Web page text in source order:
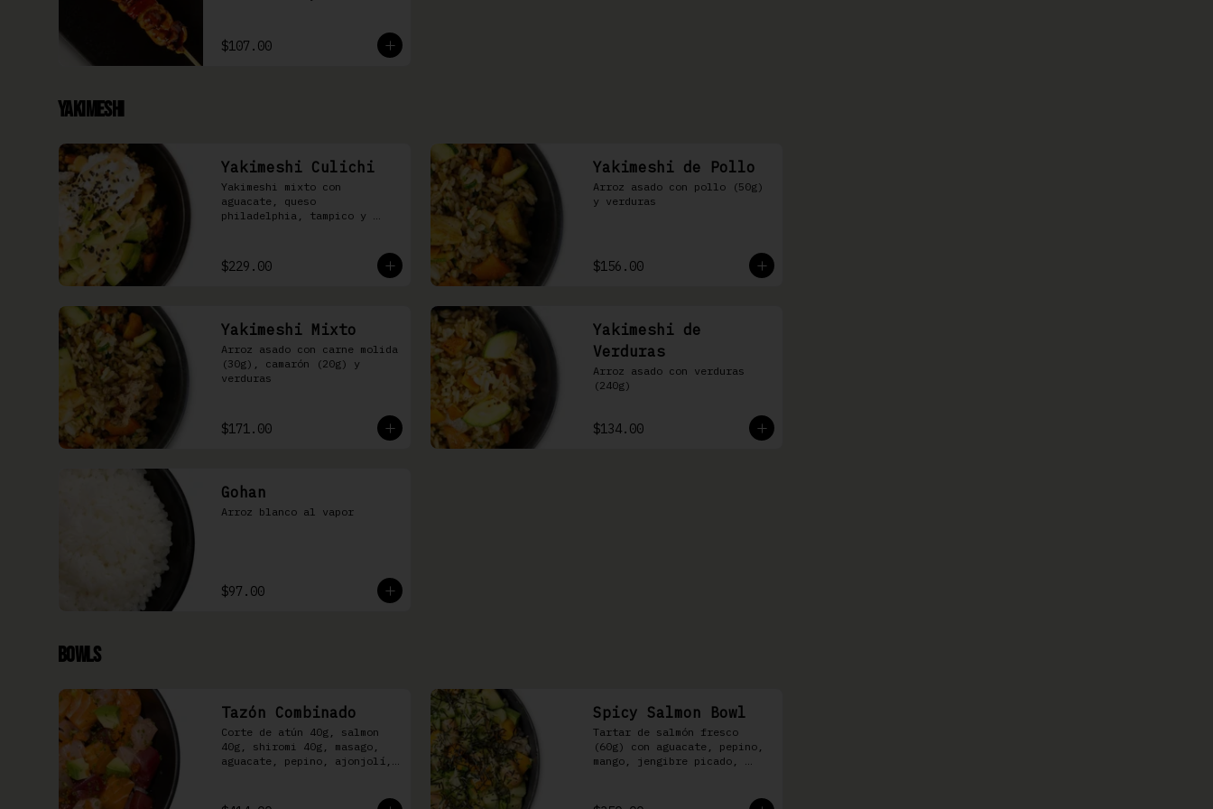
$107.00
Yakimeshi
Yakimeshi Culichi
Yakimeshi mixto con
aguacate, queso
philadelphia, tampico y
$229.00
Yakimeshi de Pollo
Arroz asado con pollo (50g)
y verduras
$156.00
Yakimeshi Mixto
Arroz asado con carne molida
(30g), camarón (20g) y
verduras
$171.00
Yakimeshi de
Verduras
Arroz asado con verduras
(240g)
$134.00
Gohan
Arroz blanco al vapor
$97.00
Bowls
Tazón Combinado
Corte de atún 40g, salmon
40g, shiromi 40g, masago,
aguacate, pepino, ajonjolí,
Spicy Salmon Bowl
Tartar de salmón fresco
(60g) con aguacate, pepino,
mango, jengibre picado,
sobre arroz shari